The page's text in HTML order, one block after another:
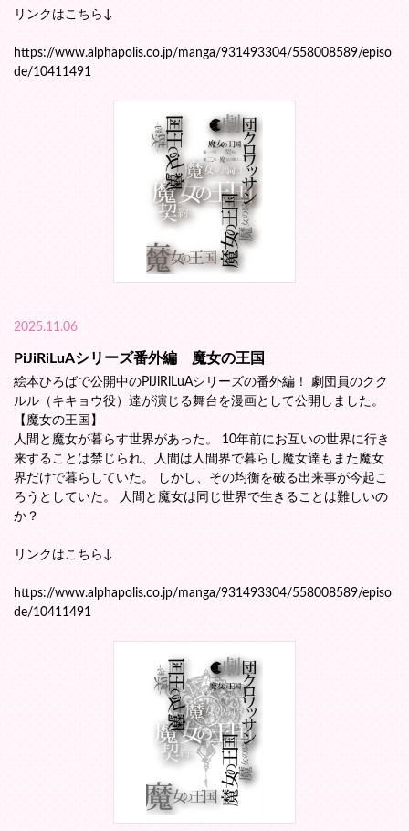
リンクはこちら↓
https://www.alphapolis.co.jp/manga/931493304/558008589/episo
de/10411491
2025.11.06
PiJiRiLuAシリーズ番外編 魔女の王国
絵本ひろばで公開中のPiJiRiLuAシリーズの番外編！ 劇団員のクク
ルル（キキョウ役）達が演じる舞台を漫画として公開しました。
【魔女の王国】
人間と魔女が暮らす世界があった。 10年前にお互いの世界に行き
来することは禁じられ、人間は人間界で暮らし魔女達もまた魔女
界だけで暮らしていた。 しかし、その均衡を破る出来事が今起こ
ろうとしていた。 人間と魔女は同じ世界で生きることは難しいの
か？
リンクはこちら↓
https://www.alphapolis.co.jp/manga/931493304/558008589/episo
de/10411491